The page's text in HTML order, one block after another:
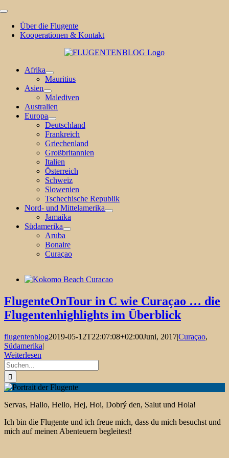
Zum
springen
Toggle
NavigationÜber die Flugente
Kooperationen & Kontakt
Afrika
Mauritius
Asien
Malediven
Australien
Europa
Deutschland
Frankreich
Griechenland
Großbritannien
Italien
Österreich
Schweiz
Slowenien
Tschechische Republik
Nord- und Mittelamerika
Jamaika
Südamerika
Aruba
Bonaire
Curaçao
FlugenteOnTour in C wie Curaçao … die
Flugentenhighlights im Überblick
flugentenblog2019-05-12T22:07:08+02:00Juni, 2017|Curaçao,
Südamerika|
Weiterlesen
Suche
nach:
Servas, Hallo, Hello, Hej, Hoi, Dobrý den, Salut und Hola!
Ich bin die Flugente und ich freue mich, dass du mich besuchst und
mich auf meinen Abenteuern begleitest!